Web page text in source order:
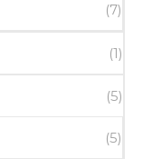
(7)
(1)
(5)
(5)